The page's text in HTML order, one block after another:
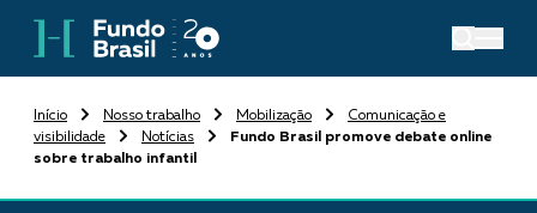
Início Nosso trabalho Mobilização
Comunicação e
visibilidade
Notícias
Fundo Brasil promove debate online
sobre trabalho infantil